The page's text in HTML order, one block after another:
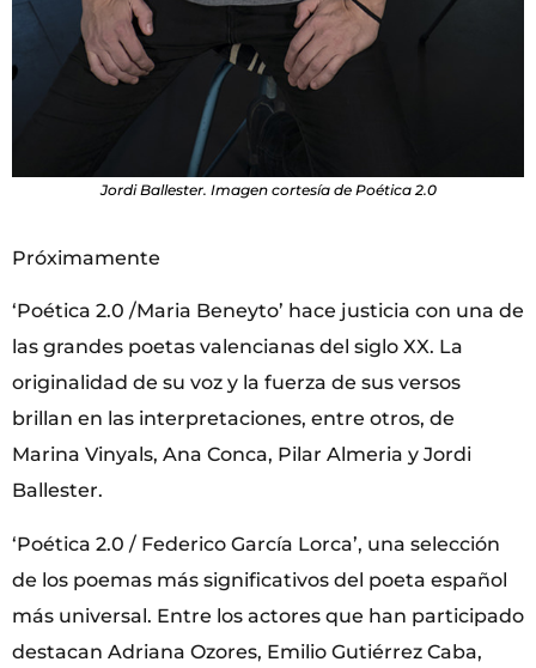
Jordi Ballester. Imagen cortesía de Poética 2.0
Próximamente
‘Poética 2.0 /Maria Beneyto’ hace justicia con una de
las grandes poetas valencianas del siglo XX. La
originalidad de su voz y la fuerza de sus versos
brillan en las interpretaciones, entre otros, de
Marina Vinyals, Ana Conca, Pilar Almeria y Jordi
Ballester.
‘Poética 2.0 / Federico García Lorca’, una selección
de los poemas más significativos del poeta español
más universal. Entre los actores que han participado
destacan Adriana Ozores, Emilio Gutiérrez Caba,